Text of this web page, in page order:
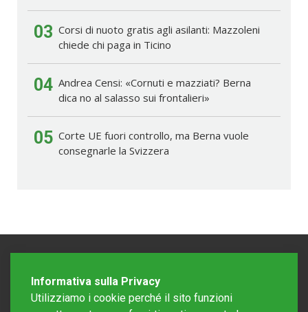
03 Corsi di nuoto gratis agli asilanti: Mazzoleni
chiede chi paga in Ticino
04 Andrea Censi: «Cornuti e mazziati? Berna
dica no al salasso sui frontalieri»
05 Corte UE fuori controllo, ma Berna vuole
consegnarle la Svizzera
Informativa sulla Privacy
Utilizziamo i cookie perché il sito funzioni